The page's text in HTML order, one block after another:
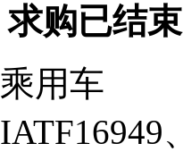
求购已结束
乘用车
IATF16949